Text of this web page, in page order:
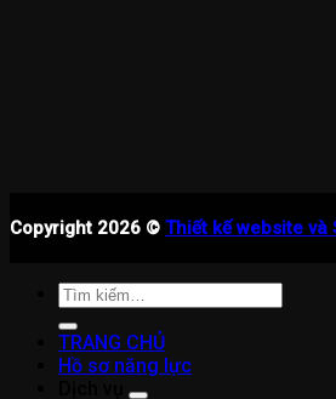
Copyright 2026 © Thiết kế website và
Tìm
TRANG CHỦ
Hồ sơ năng lực